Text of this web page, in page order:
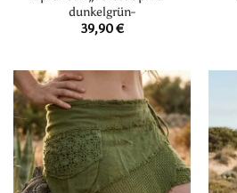
dunkelgrün-
39,90€